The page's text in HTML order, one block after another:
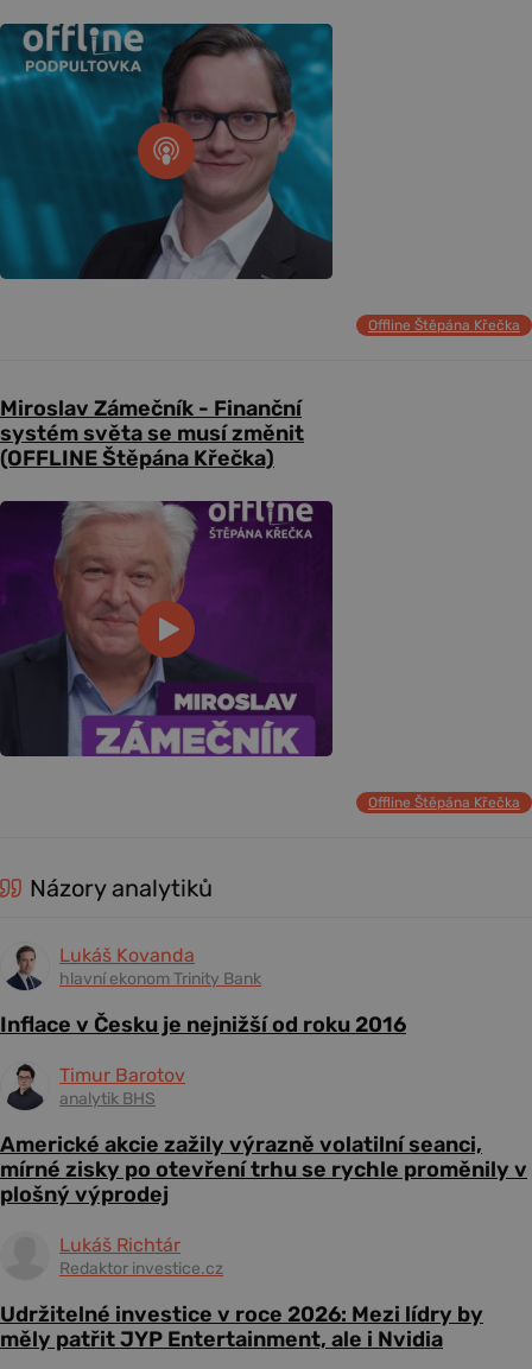
Offline Štěpána Křečka
Miroslav Zámečník - Finanční
systém světa se musí změnit
(OFFLINE Štěpána Křečka)
Offline Štěpána Křečka
Názory analytiků
Lukáš Kovanda
hlavní ekonom Trinity Bank
Inflace v Česku je nejnižší od roku 2016
Timur Barotov
analytik BHS
Americké akcie zažily výrazně volatilní seanci,
mírné zisky po otevření trhu se rychle proměnily v
plošný výprodej
Lukáš Richtár
Redaktor investice.cz
Udržitelné investice v roce 2026: Mezi lídry by
měly patřit JYP Entertainment, ale i Nvidia